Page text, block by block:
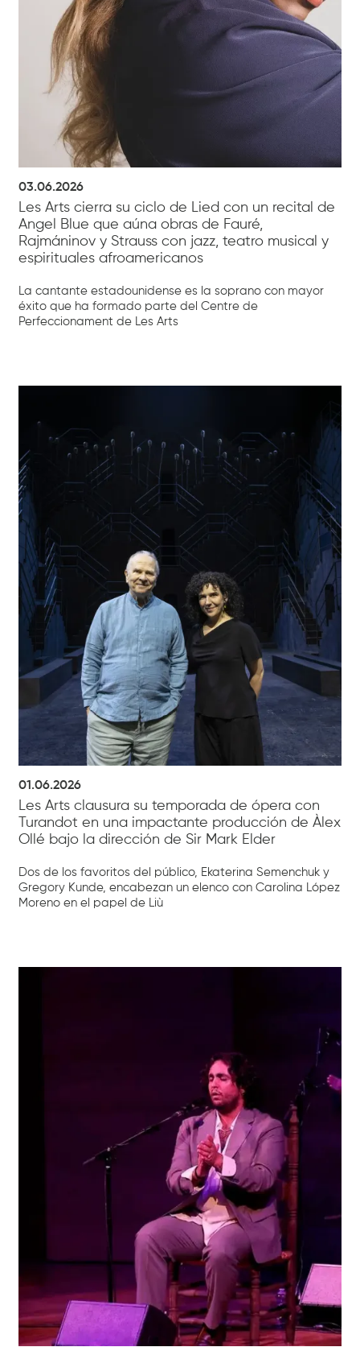
03.06.2026
Les Arts cierra su ciclo de Lied con un recital de
Angel Blue que aúna obras de Fauré,
Rajmáninov y Strauss con jazz, teatro musical y
espirituales afroamericanos
La cantante estadounidense es la soprano con mayor
éxito que ha formado parte del Centre de
Perfeccionament de Les Arts
01.06.2026
Les Arts clausura su temporada de ópera con
Turandot en una impactante producción de Àlex
Ollé bajo la dirección de Sir Mark Elder
Dos de los favoritos del público, Ekaterina Semenchuk y
Gregory Kunde, encabezan un elenco con Carolina López
Moreno en el papel de Liù